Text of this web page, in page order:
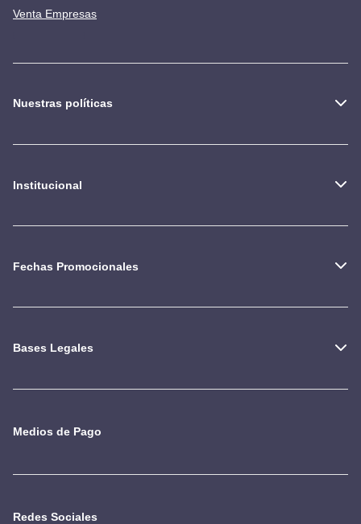
Venta Empresas
Nuestras políticas
Institucional
Fechas Promocionales
Bases Legales
Medios de Pago
Redes Sociales